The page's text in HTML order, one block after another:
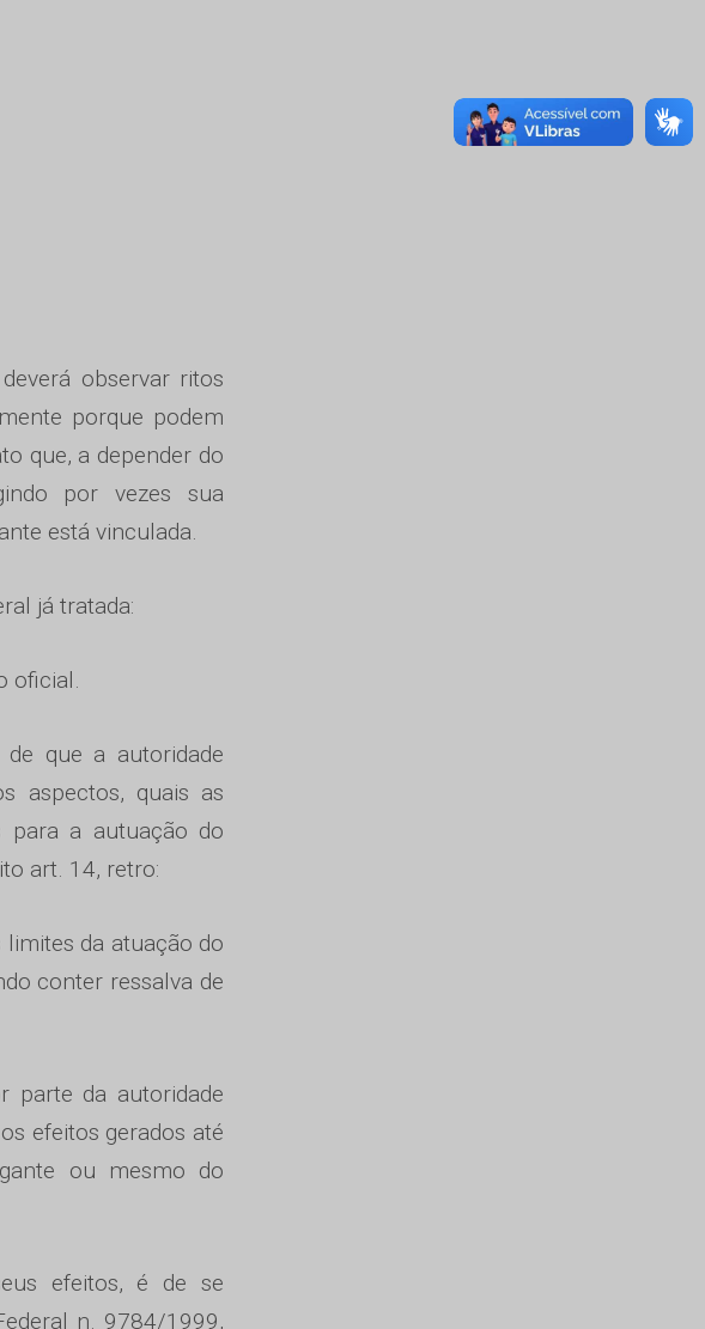
observar ritos
porque podem
que, a depender do
por vezes sua
está vinculada.
já tratada:
oficial.
que a autoridade
aspectos, quais as
para a autuação do
art. 14, retro:
da atuação do
conter ressalva de
parte da autoridade
efeitos gerados até
ou mesmo do
efeitos, é de se
n. 9784/1999,